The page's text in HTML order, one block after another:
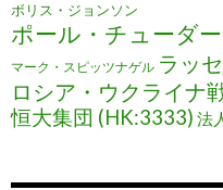
ボリス・ジョンソン
ポール・チューダ
マーク・スピッツナゲル ラッ
ロシア・ウクライナ
恒大集団 (HK:3333) 法